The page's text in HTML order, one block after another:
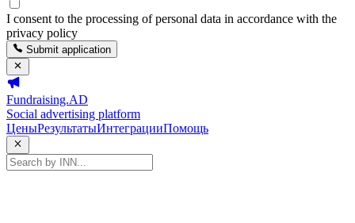
I consent to the processing of personal data in accordance with the
privacy policy
Submit application
Fundraising.AD
Social advertising platform
ЦеныРезультатыИнтеграцииПомощь